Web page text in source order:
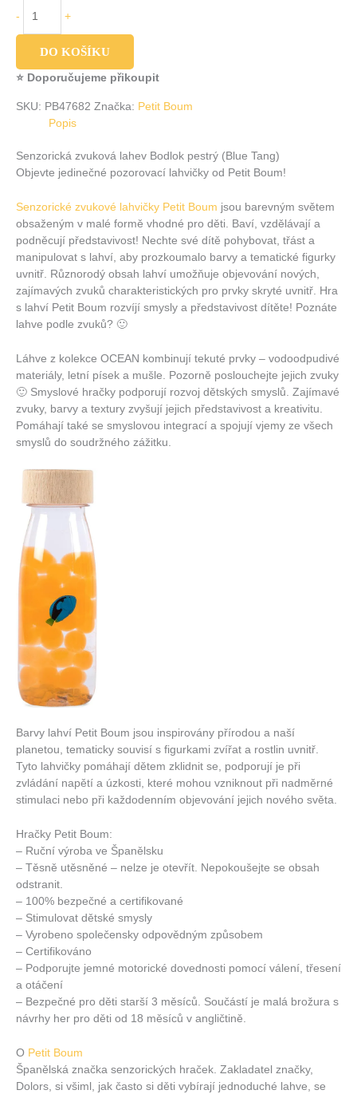
- +
DO KOŠÍKU
⭐ Doporučujeme přikoupit
SKU: PB47682 Značka: Petit Boum
Popis
Senzorická zvuková lahev Bodlok pestrý (Blue Tang)
Objevte jedinečné pozorovací lahvičky od Petit Boum!
Senzorické zvukové lahvičky Petit Boum jsou barevným světem
obsaženým v malé formě vhodné pro děti. Baví, vzdělávají a
podněcují představivost! Nechte své dítě pohybovat, třást a
manipulovat s lahví, aby prozkoumalo barvy a tematické figurky
uvnitř. Různorodý obsah lahví umožňuje objevování nových,
zajímavých zvuků charakteristických pro prvky skryté uvnitř. Hra
s lahví Petit Boum rozvíjí smysly a představivost dítěte! Poznáte
lahve podle zvuků? 🙂
Láhve z kolekce OCEAN kombinují tekuté prvky – vodoodpudivé
materiály, letní písek a mušle. Pozorně poslouchejte jejich zvuky
🙂 Smyslové hračky podporují rozvoj dětských smyslů. Zajímavé
zvuky, barvy a textury zvyšují jejich představivost a kreativitu.
Pomáhají také se smyslovou integrací a spojují vjemy ze všech
smyslů do soudržného zážitku.
Barvy lahví Petit Boum jsou inspirovány přírodou a naší
planetou, tematicky souvisí s figurkami zvířat a rostlin uvnitř.
Tyto lahvičky pomáhají dětem zklidnit se, podporují je při
zvládání napětí a úzkosti, které mohou vzniknout při nadměrné
stimulaci nebo při každodenním objevování jejich nového světa.
Hračky Petit Boum:
– Ruční výroba ve Španělsku
– Těsně utěsněné – nelze je otevřít. Nepokoušejte se obsah
odstranit.
– 100% bezpečné a certifikované
– Stimulovat dětské smysly
– Vyrobeno společensky odpovědným způsobem
– Certifikováno
– Podporujte jemné motorické dovednosti pomocí válení, třesení
a otáčení
– Bezpečné pro děti starší 3 měsíců. Součástí je malá brožura s
návrhy her pro děti od 18 měsíců v angličtině.
O Petit Boum
Španělská značka senzorických hraček. Zakladatel značky,
Dolors, si všiml, jak často si děti vybírají jednoduché lahve, se